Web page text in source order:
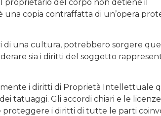
proprietario del corpo non detiene il
copia contraffatta di un’opera
una cultura, potrebbero sorgere
sia i diritti del soggetto
i diritti di Proprietà Intellettuale
tatuaggi. Gli accordi chiari e le licenze
proteggere i diritti di tutte le parti